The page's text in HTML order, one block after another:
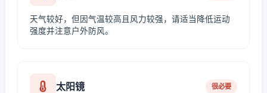
天气较好，但因气温较高且风力较强，请适当降低运动
强度并注意户外防风。
太阳镜 很必要